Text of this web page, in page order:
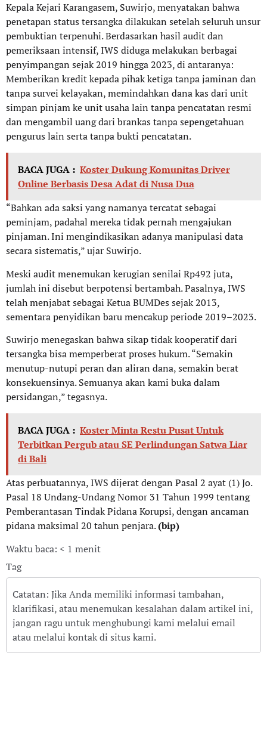
Kepala Kejari Karangasem, Suwirjo, menyatakan bahwa
penetapan status tersangka dilakukan setelah seluruh unsur
pembuktian terpenuhi. Berdasarkan hasil audit dan
pemeriksaan intensif, IWS diduga melakukan berbagai
penyimpangan sejak 2019 hingga 2023, di antaranya:
Memberikan kredit kepada pihak ketiga tanpa jaminan dan
tanpa survei kelayakan, memindahkan dana kas dari unit
simpan pinjam ke unit usaha lain tanpa pencatatan resmi
dan mengambil uang dari brankas tanpa sepengetahuan
pengurus lain serta tanpa bukti pencatatan.
BACA JUGA : Koster Dukung Komunitas Driver
Online Berbasis Desa Adat di Nusa Dua
“Bahkan ada saksi yang namanya tercatat sebagai
peminjam, padahal mereka tidak pernah mengajukan
pinjaman. Ini mengindikasikan adanya manipulasi data
secara sistematis,” ujar Suwirjo.
Meski audit menemukan kerugian senilai Rp492 juta,
jumlah ini disebut berpotensi bertambah. Pasalnya, IWS
telah menjabat sebagai Ketua BUMDes sejak 2013,
sementara penyidikan baru mencakup periode 2019–2023.
Suwirjo menegaskan bahwa sikap tidak kooperatif dari
tersangka bisa memperberat proses hukum. “Semakin
menutup-nutupi peran dan aliran dana, semakin berat
konsekuensinya. Semuanya akan kami buka dalam
persidangan,” tegasnya.
BACA JUGA : Koster Minta Restu Pusat Untuk
Terbitkan Pergub atau SE Perlindungan Satwa Liar
di Bali
Atas perbuatannya, IWS dijerat dengan Pasal 2 ayat (1) Jo.
Pasal 18 Undang-Undang Nomor 31 Tahun 1999 tentang
Pemberantasan Tindak Pidana Korupsi, dengan ancaman
pidana maksimal 20 tahun penjara.(bip)
Waktu baca: < 1 menit
Tag
Catatan: Jika Anda memiliki informasi tambahan,
klarifikasi, atau menemukan kesalahan dalam artikel ini,
jangan ragu untuk menghubungi kami melalui email
atau melalui kontak di situs kami.